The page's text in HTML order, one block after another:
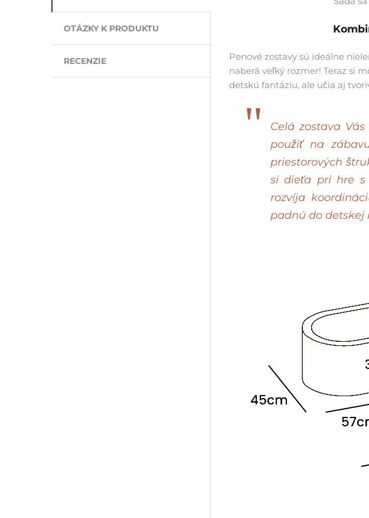
OTÁZKY K PRODUKTU
RECENZIE Penové zostavy sú ideálne
naberá veľký rozmer! Teraz si
detskú fantáziu, ale učia aj
Celá zostava
použiť na
priestorových
si dieťa pri hre s
rozvíja
padnú do detskej